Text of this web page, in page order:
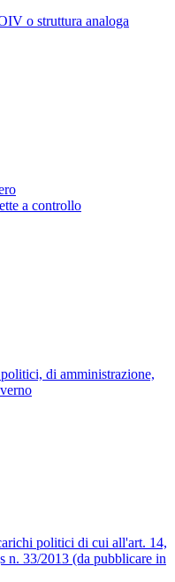
o struttura analoga
a controllo
di amministrazione,
politici di cui all'art. 14,
n. 33/2013 (da pubblicare in